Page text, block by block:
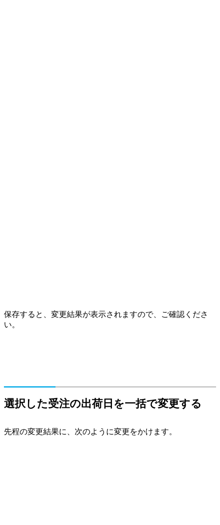
保存すると、変更結果が表示されますので、ご確認くださ
い。
選択した受注の出荷日を一括で変更する
先程の変更結果に、次のように変更をかけます。